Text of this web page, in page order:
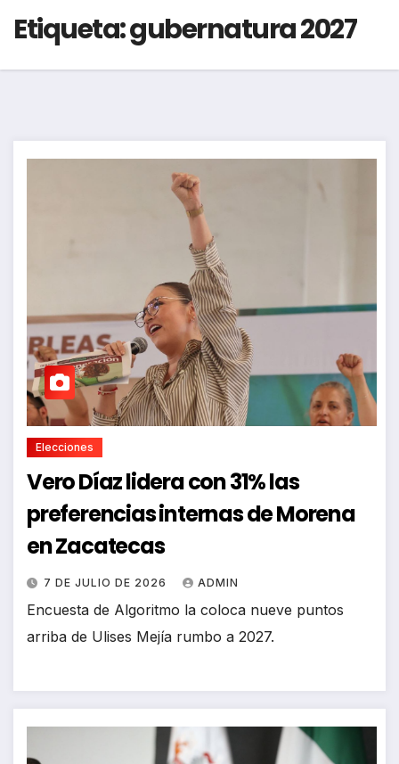
Etiqueta:gubernatura 2027
Elecciones
Vero Díaz lidera con 31% las
preferencias internas de Morena
en Zacatecas
7 DE JULIO DE 2026 ADMIN
Encuesta de Algoritmo la coloca nueve puntos
arriba de Ulises Mejía rumbo a 2027.